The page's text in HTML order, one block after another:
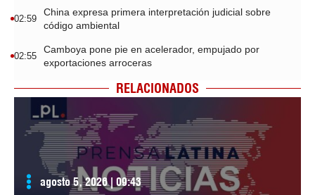
02:59
China expresa primera interpretación judicial sobre
código ambiental
02:55
Camboya pone pie en acelerador, empujado por
exportaciones arroceras
RELACIONADOS
agosto 5, 2026 | 09:43